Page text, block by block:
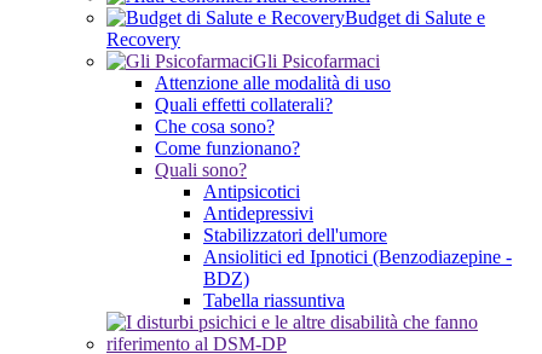
Budget di Salute e
Recovery
Gli Psicofarmaci
Attenzione alle modalità di uso
Quali effetti collaterali?
Che cosa sono?
Come funzionano?
Quali sono?
Antipsicotici
Antidepressivi
Stabilizzatori dell'umore
Ansiolitici ed Ipnotici (Benzodiazepine -
BDZ)
Tabella riassuntiva